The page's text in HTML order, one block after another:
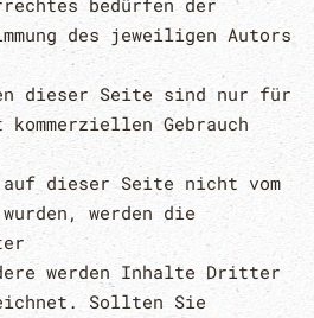
bedürfen der
des jeweiligen Autors
dieser Seite sind nur für
Gebrauch
dieser Seite nicht vom
werden die
werden Inhalte Dritter
Sollten Sie